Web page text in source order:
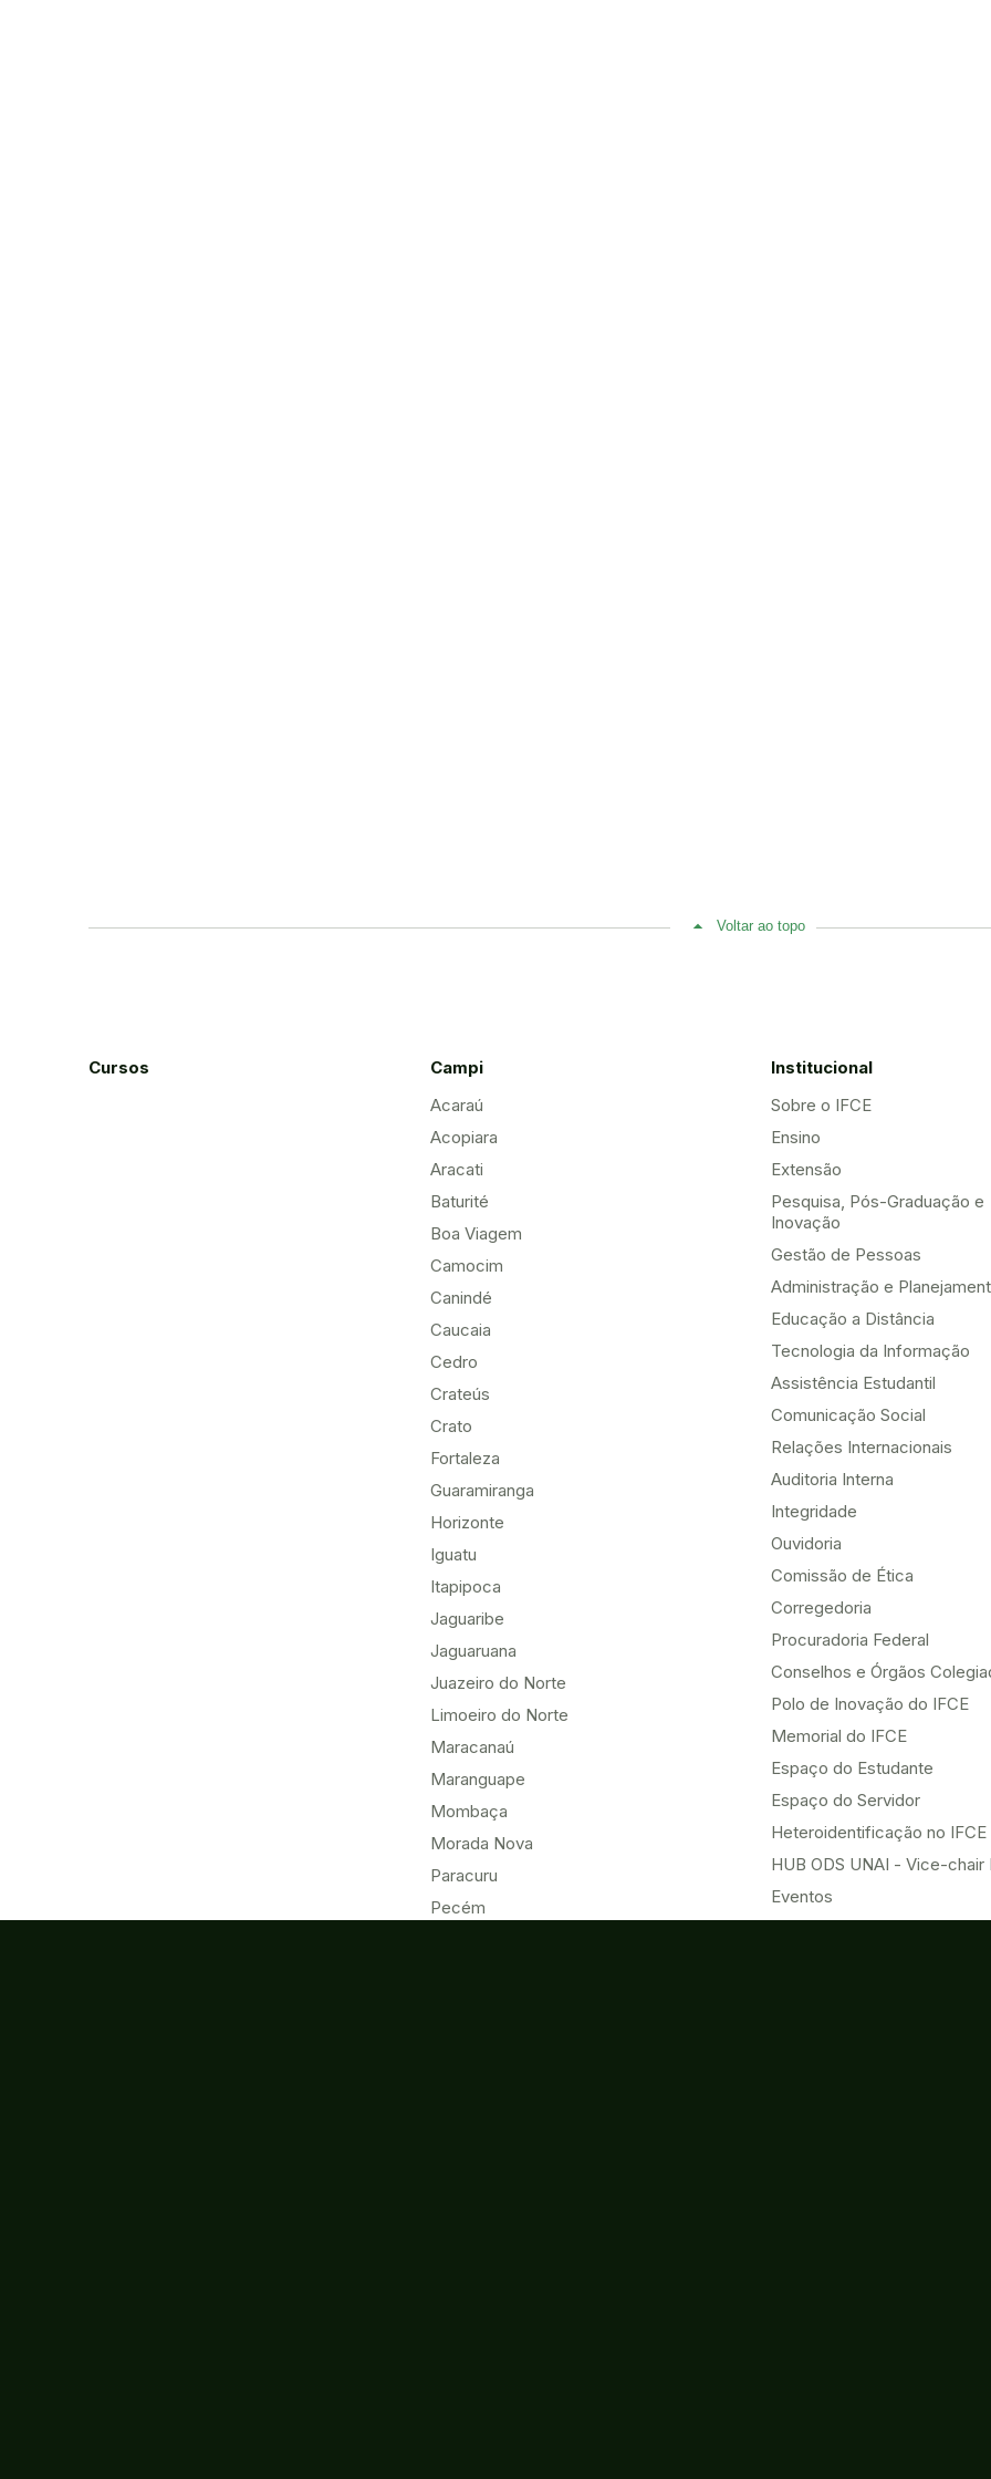
Voltar ao topo
Cursos
Campi
Acaraú
Acopiara
Aracati
Baturité
Boa Viagem
Camocim
Canindé
Caucaia
Cedro
Crateús
Crato
Fortaleza
Guaramiranga
Horizonte
Iguatu
Itapipoca
Jaguaribe
Jaguaruana
Juazeiro do Norte
Limoeiro do Norte
Maracanaú
Maranguape
Mombaça
Morada Nova
Paracuru
Pecém
Institucional
Sobre o IFCE
Ensino
Extensão
Pesquisa, Pós-Graduação e
Inovação
Gestão de Pessoas
Administração e
Educação a Distância
Tecnologia da Informação
Assistência Estudantil
Comunicação Social
Relações Internacionais
Auditoria Interna
Integridade
Ouvidoria
Comissão de Ética
Corregedoria
Procuradoria Federal
Conselhos e Órgãos
Polo de Inovação do IFCE
Memorial do IFCE
Espaço do Estudante
Espaço do Servidor
Heteroidentificação no IFCE
HUB ODS UNAI - Vice-chair
Eventos